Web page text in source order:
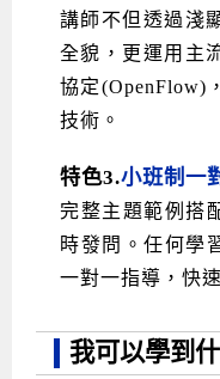
講師不但透過淺
全貌，更運用主
協定(OpenFlow)
技術。
特色3.小班制一
完整主題範例搭
時發問。任何學
一對一指導，快
我可以學到